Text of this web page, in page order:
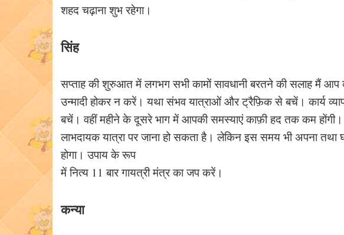
शहद चढ़ाना शुभ रहेगा।
सिंह
सप्ताह की शुरुआत में लगभग सभी कामों सावधानी बरतने की सलाह मैं आप
उन्मादी होकर न करें। यथा संभव यात्राओं और ट्रैफ़िक से बचें। कार्य
बचें। वहीं महीने के दूसरे भाग में आपकी समस्याएं काफ़ी हद तक कम होंगी।
लाभदायक यात्रा पर जाना हो सकता है। लेकिन इस समय भी अपना तथा
होगा। उपाय के रूप
में नित्य 11 बार गायत्री मंत्र का जप करें।
कन्या